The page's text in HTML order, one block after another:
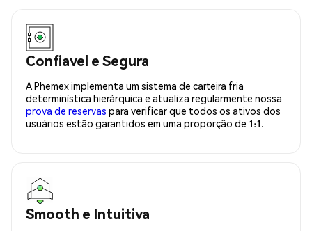
Confiavel e Segura
A Phemex implementa um sistema de carteira fria
determinística hierárquica e atualiza regularmente nossa
prova de reservas para verificar que todos os ativos dos
usuários estão garantidos em uma proporção de 1:1.
Smooth e Intuitiva